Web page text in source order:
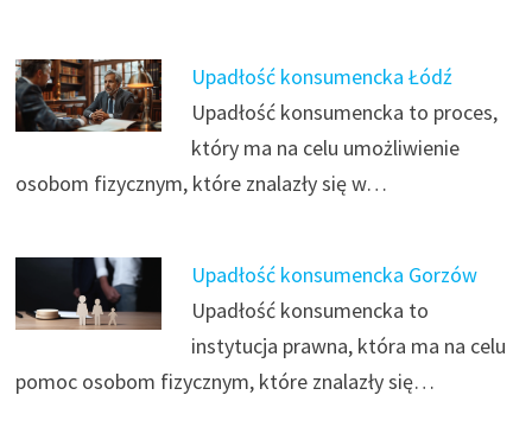
Upadłość konsumencka Łódź
Upadłość konsumencka to proces,
który ma na celu umożliwienie
osobom fizycznym, które znalazły się w…
Upadłość konsumencka Gorzów
Upadłość konsumencka to
instytucja prawna, która ma na celu
pomoc osobom fizycznym, które znalazły się…